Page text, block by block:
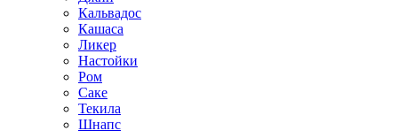
Кальвадос
Кашаса
Ликер
Настойки
Ром
Саке
Текила
Шнапс